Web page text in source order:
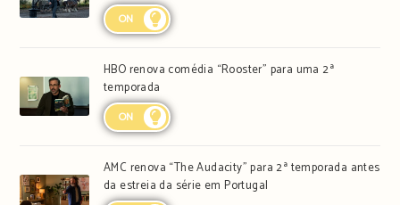
ON
HBO renova comédia “Rooster” para uma 2ª
temporada
ON
AMC renova “The Audacity” para 2ª temporada antes
da estreia da série em Portugal